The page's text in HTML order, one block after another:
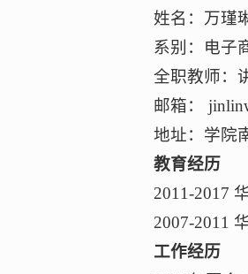
姓名：万瑾
系别：电子
全职教师：
邮箱：
地址：学院
教育经历
2011-2017
2007-2011
工作经历